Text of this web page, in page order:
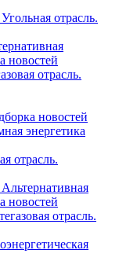
отрасль.
новостей
отрасль.
новостей
энергетика
отрасль.
новостей
отрасль.